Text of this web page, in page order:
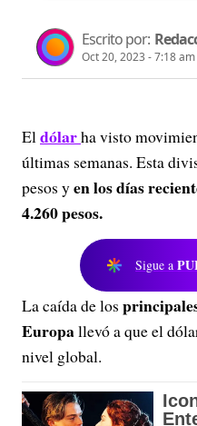
Escrito por:
Oct 20, 2023 - 7:18 am
Eldólarha visto
últimas semanas. Esta
pesos yen los días
4.260 pesos.
Sigue a
La caída de los
Europallevó a que el
nivel global.